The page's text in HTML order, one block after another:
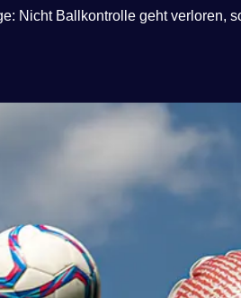
Nicht Ballkontrolle geht verloren,